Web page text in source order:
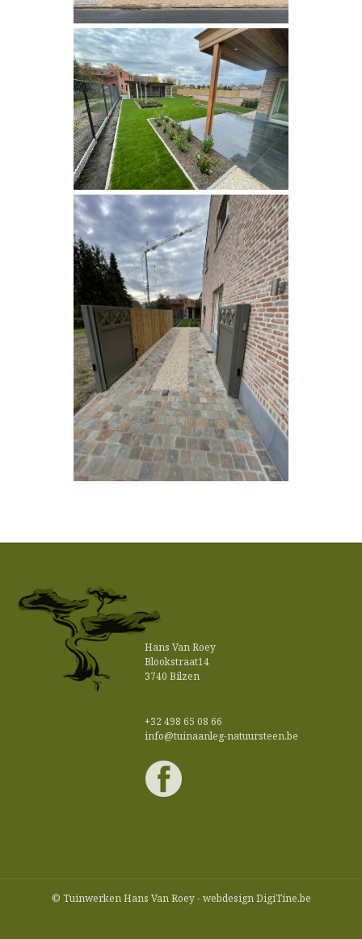
Hans Van Roey
Blookstraat14
3740 Bilzen
+32 498 65 08 66
info@tuinaanleg-natuursteen.be
© Tuinwerken Hans Van Roey -webdesign DigiTine.be